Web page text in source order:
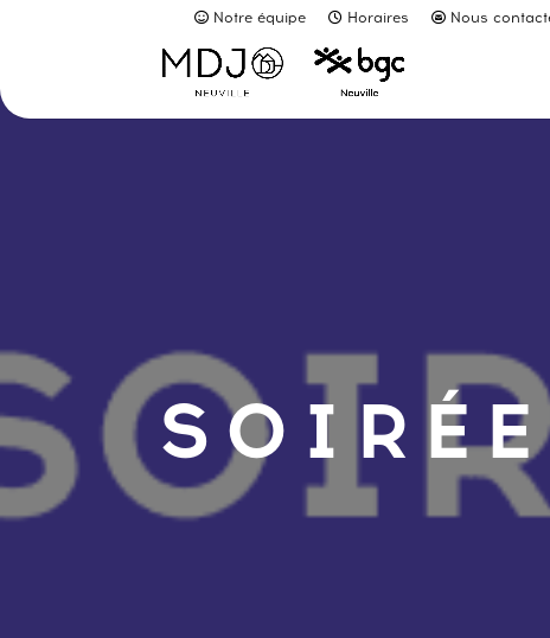
Notre équipe Horaires Nous